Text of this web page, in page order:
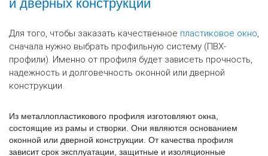
и дверных конструкций
Для того, чтобы заказать качественное пластиковое окно,
сначала нужно выбрать профильную систему (ПВХ-
профили). Именно от профиля будет зависеть прочность,
надежность и долговечность оконной или дверной
конструкции.
Из металлопластикового профиля изготовляют окна,
состоящие из рамы и створки. Они являются основанием
оконной или дверной конструкции. От качества профиля
зависит срок эксплуатации, защитные и изоляционные